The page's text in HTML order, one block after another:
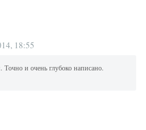
18:55
Точно и очень глубоко написано.